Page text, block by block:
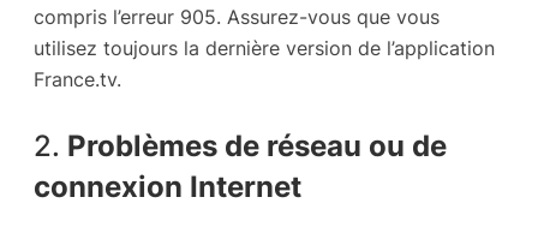
compris l’erreur 905. Assurez-vous que vous
utilisez toujours la dernière version de l’application
France.tv.
2. Problèmes de réseau ou de
connexion Internet